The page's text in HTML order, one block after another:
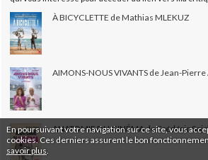
En poursuivant votre navigation sur ce site, vous
cookies. Ces derniers assurent le bon
savoir plus
À BICYCLETTE de Mathias MLEKUZ
AIMONS-NOUS VIVANTS de Jean-
ANATOMIE DU CINÉMA de Frédéric